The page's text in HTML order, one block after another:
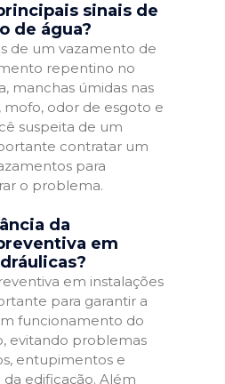
sinais de
de água?
de um vazamento de
repentino no
manchas úmidas nas
mofo, odor de esgoto e
suspeita de um
contratar um
para
o problema.
da
em
em instalações
para garantir a
funcionamento do
evitando problemas
entupimentos e
edificação. Além